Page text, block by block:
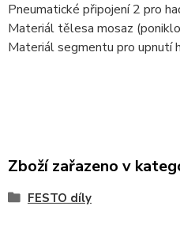
Pneumatické připojení 2 pro
Materiál tělesa mosaz
Materiál segmentu pro upnutí
Zboží zařazeno v
FESTO díly